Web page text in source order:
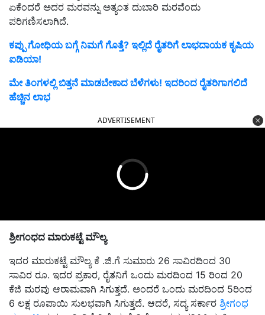
ಏಕೆಂದರೆ ಅದರ ಮರವನ್ನು ಅತ್ಯಂತ ದುಬಾರಿ ಮರವೆಂದು
ಪರಿಗಣಿಸಲಾಗಿದೆ.
ಕಪ್ಪು ಗೋಧಿಯ ಬಗ್ಗೆ ನಿಮಗೆ ಗೊತ್ತೆ? ಇಲ್ಲಿದೆ ರೈತರಿಗೆ ಲಾಭದಾಯಕ ಕೃಷಿಯ
ಐಡಿಯಾ!
ಮೇ ತಿಂಗಳಲ್ಲಿ ಬಿತ್ತನೆ ಮಾಡಬೇಕಾದ ಬೆಳೆಗಳು! ಇದರಿಂದ ರೈತರಿಗಾಗಲಿದೆ
ಹೆಚ್ಚಿನ ಲಾಭ
ADVERTISEMENT
ಶ್ರೀಗಂಧದ ಮಾರುಕಟ್ಟೆ ಮೌಲ್ಯ
ಇದರ ಮಾರುಕಟ್ಟೆ ಮೌಲ್ಯ ಕೆ .ಜಿ.ಗೆ ಸುಮಾರು 26 ಸಾವಿರದಿಂದ 30
ಸಾವಿರ ರೂ. ಇದರ ಪ್ರಕಾರ, ರೈತನಿಗೆ ಒಂದು ಮರದಿಂದ 15 ರಿಂದ 20
ಕೆಜಿ ಮರವು ಆರಾಮವಾಗಿ ಸಿಗುತ್ತದೆ. ಅಂದರೆ ಒಂದು ಮರದಿಂದ 5ರಿಂದ
6 ಲಕ್ಷ ರೂಪಾಯಿ ಸುಲಭವಾಗಿ ಸಿಗುತ್ತದೆ. ಆದರೆ, ಸದ್ಯ ಸರ್ಕಾರ ಶ್ರೀಗಂಧ